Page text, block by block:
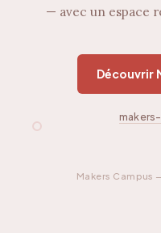
— avec un espace
Découvrir
Makers Campus